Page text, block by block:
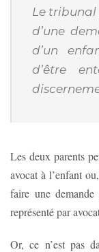
Le tribunal
d’une
d’un
d’être
Les deux parents
avocat à l’enfant
faire une
représenté par
Or, ce n’est pas